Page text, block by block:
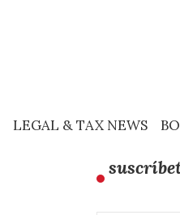
LEGAL & TAX NEWS